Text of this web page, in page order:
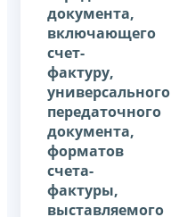
документа,
включающего
счет-
фактуру,
универсального
передаточного
документа,
форматов
счета-
фактуры,
выставляемого